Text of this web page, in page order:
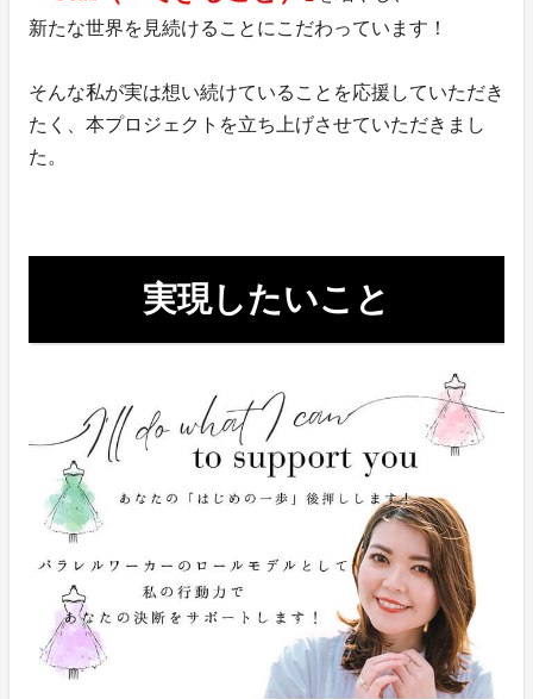
新たな世界を見続けることにこだわっています！
そんな私が実は想い続けていることを応援していただき
たく、本プロジェクトを立ち上げさせていただきまし
た。
実現したいこと